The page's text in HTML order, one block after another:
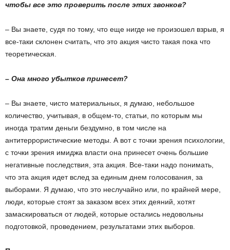
чтобы все это проверить после этих звонков?
– Вы знаете, судя по тому, что еще нигде не произошел взрыв, я
все-таки склонен считать, что это акция чисто такая пока что
теоретическая.
– Она много убытков принесет?
– Вы знаете, чисто материальных, я думаю, небольшое
количество, учитывая, в общем-то, статьи, по которым мы
иногда тратим деньги бездумно, в том числе на
антитеррористические методы. А вот с точки зрения психологии,
с точки зрения имиджа власти она принесет очень большие
негативные последствия, эта акция. Все-таки надо понимать,
что эта акция идет вслед за единым днем голосования, за
выборами. Я думаю, что это неслучайно или, по крайней мере,
люди, которые стоят за заказом всех этих деяний, хотят
замаскироваться от людей, которые остались недовольны
подготовкой, проведением, результатами этих выборов.